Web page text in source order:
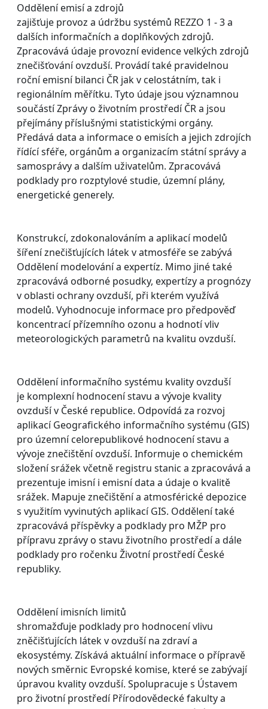
Oddělení emisí a zdrojů
zajišťuje provoz a údržbu systémů REZZO 1 - 3 a
dalších informačních a doplňkových zdrojů.
Zpracovává údaje provozní evidence velkých zdrojů
znečišťování ovzduší. Provádí také pravidelnou
roční emisní bilanci ČR jak v celostátním, tak i
regionálním měřítku. Tyto údaje jsou významnou
součástí Zprávy o životním prostředí ČR a jsou
přejímány příslušnými statistickými orgány.
Předává data a informace o emisích a jejich zdrojích
řídící sféře, orgánům a organizacím státní správy a
samosprávy a dalším uživatelům. Zpracovává
podklady pro rozptylové studie, územní plány,
energetické generely.
Konstrukcí, zdokonalováním a aplikací modelů
šíření znečišťujících látek v atmosféře se zabývá
Oddělení modelování a expertíz. Mimo jiné také
zpracovává odborné posudky, expertízy a prognózy
v oblasti ochrany ovzduší, při kterém využívá
modelů. Vyhodnocuje informace pro předpověď
koncentrací přízemního ozonu a hodnotí vliv
meteorologických parametrů na kvalitu ovzduší.
Oddělení informačního systému kvality ovzduší
je komplexní hodnocení stavu a vývoje kvality
ovzduší v České republice. Odpovídá za rozvoj
aplikací Geografického informačního systému (GIS)
pro územní celorepublikové hodnocení stavu a
vývoje znečištění ovzduší. Informuje o chemickém
složení srážek včetně registru stanic a zpracovává a
prezentuje imisní i emisní data a údaje o kvalitě
srážek. Mapuje znečištění a atmosférické depozice
s využitím vyvinutých aplikací GIS. Oddělení také
zpracovává příspěvky a podklady pro MŽP pro
přípravu zprávy o stavu životního prostředí a dále
podklady pro ročenku Životní prostředí České
republiky.
Oddělení imisních limitů
shromažďuje podklady pro hodnocení vlivu
zněčišťujících látek v ovzduší na zdraví a
ekosystémy. Získává aktuální informace o přípravě
nových směrnic Evropské komise, které se zabývají
úpravou kvality ovzduší. Spolupracuje s Ústavem
pro životní prostředí Přírodovědecké fakulty a